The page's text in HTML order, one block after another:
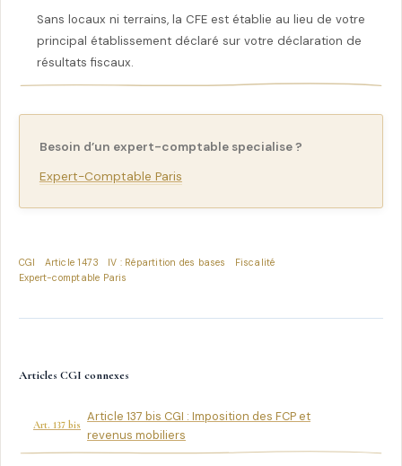
Sans locaux ni terrains, la CFE est établie au lieu de votre
principal établissement déclaré sur votre déclaration de
résultats fiscaux.
Besoin d’un expert-comptable specialise ?
Expert-Comptable Paris
CGI Article 1473 IV : Répartition des bases
Fiscalité
Expert-comptable Paris
Articles CGI connexes
Art. 137 bis
Article 137 bis CGI : Imposition des FCP et
revenus mobiliers